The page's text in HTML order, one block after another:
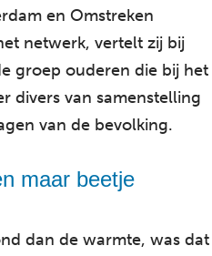
en Omstreken
netwerk, vertelt zij bij
groep ouderen die bij het
divers van samenstelling
van de bevolking.
maar beetje
dan de warmte, was dat